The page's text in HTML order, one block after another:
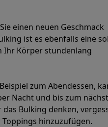
einen neuen Geschmack
ist es ebenfalls eine
Ihr Körper stundenlang
zum Abendessen,
Nacht und bis zum
Bulking denken,
hinzuzufügen.